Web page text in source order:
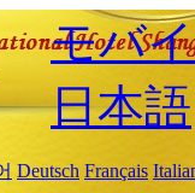
モバ
日本語
Deutsch Français